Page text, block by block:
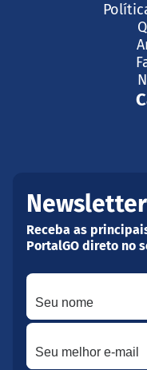
Newsletter
Receba as
PortalGO direto no
Seu nome
Seu melhor e-mail